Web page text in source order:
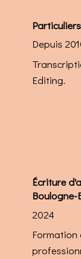
Particuliers
Depuis
Editing.
Écriture
Boulogne-
2024
Formation